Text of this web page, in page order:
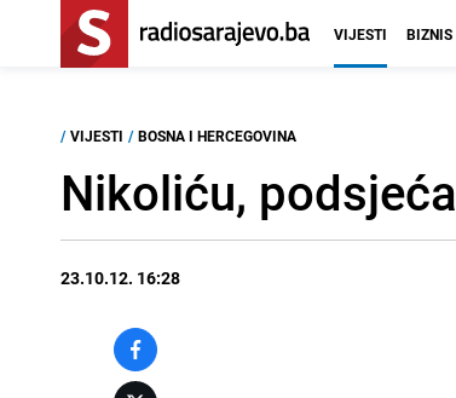
VIJESTI BIZNIS
/ VIJESTI / BOSNA I HERCEGOVINA
Nikoliću,
23.10.12. 16:28